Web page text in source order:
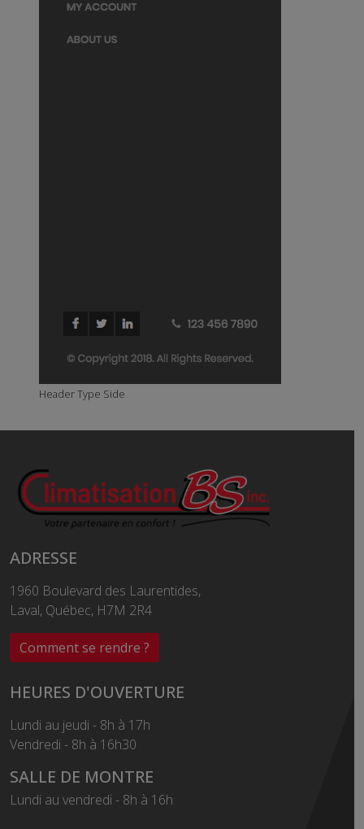
Header Type Side
ADRESSE
1960 Boulevard des Laurentides,
Laval, Québec, H7M 2R4
Comment se rendre ?
HEURES D'OUVERTURE
Lundi au jeudi - 8h à 17h
Vendredi - 8h à 16h30
SALLE DE MONTRE
Lundi au vendredi - 8h à 16h